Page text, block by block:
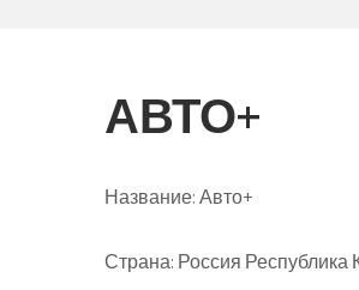
АВТО+
Название:Авто+
Страна: Россия